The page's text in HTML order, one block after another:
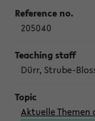
205040
Dürr, Strube-
Aktuelle Themen